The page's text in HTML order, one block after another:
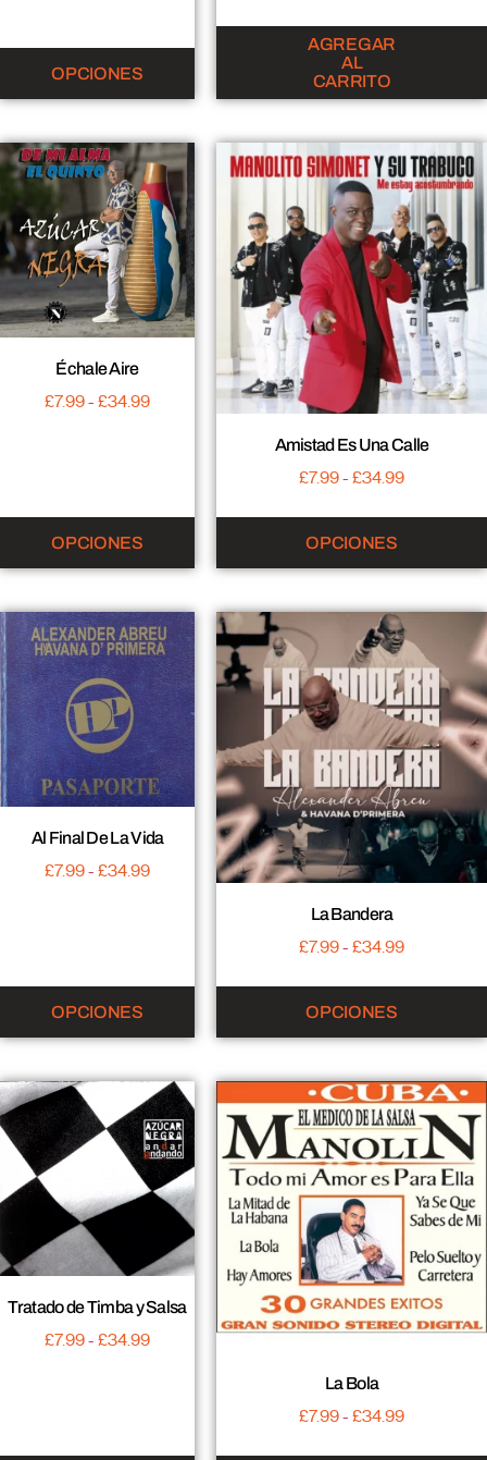
OPCIONES
AGREGAR
AL
CARRITO
Échale Aire
£7.99- £34.99
OPCIONES
Amistad Es Una Calle
£7.99- £34.99
OPCIONES
Al Final De La Vida
£7.99- £34.99
OPCIONES
La Bandera
£7.99- £34.99
OPCIONES
Tratado de Timba y Salsa
£7.99- £34.99
La Bola
£7.99- £34.99